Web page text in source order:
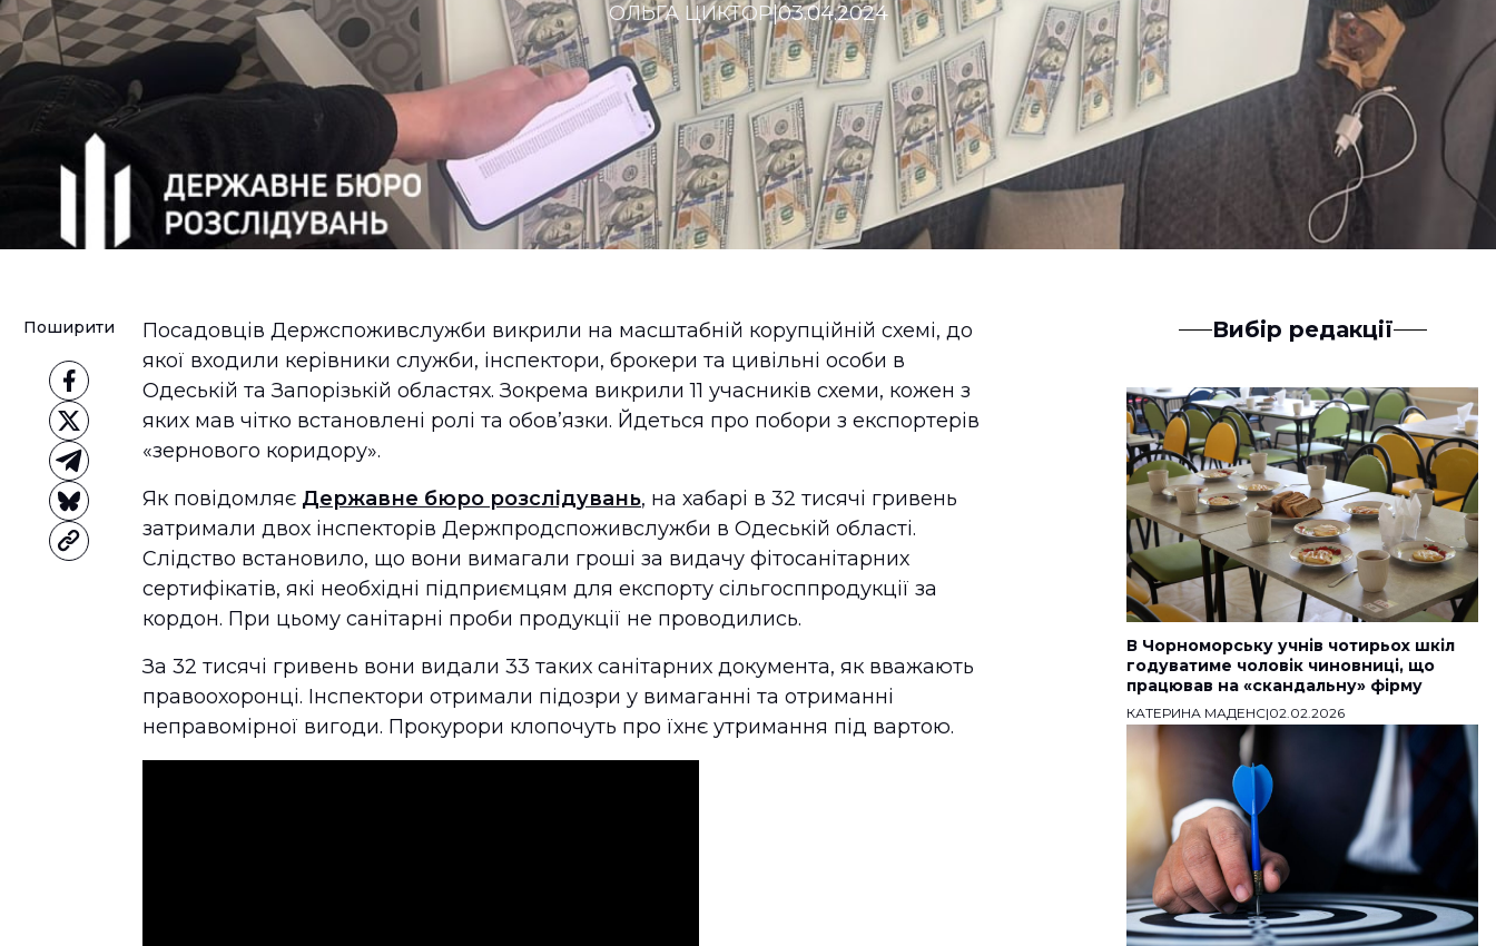
ОЛЬГА ЦИКТОР|03.04.2024
Поширити
Посадовців Держспоживслужби викрили на масштабній корупційній схемі, до
якої входили керівники служби, інспектори, брокери та цивільні особи в
Одеській та Запорізькій областях. Зокрема викрили 11 учасників схеми, кожен з
яких мав чітко встановлені ролі та обов’язки. Йдеться про побори з експортерів
«зернового коридору».
Як повідомляє Державне бюро розслідувань, на хабарі в 32 тисячі гривень
затримали двох інспекторів Держпродспоживслужби в Одеській області.
Слідство встановило, що вони вимагали гроші за видачу фітосанітарних
сертифікатів, які необхідні підприємцям для експорту сільгосппродукції за
кордон. При цьому санітарні проби продукції не проводились.
За 32 тисячі гривень вони видали 33 таких санітарних документа, як вважають
правоохоронці. Інспектори отримали підозри у вимаганні та отриманні
неправомірної вигоди. Прокурори клопочуть про їхнє утримання під вартою.
Вибір редакції
В Чорноморську учнів чотирьох шкіл
годуватиме чоловік чиновниці, що
працював на «скандальну» фірму
КАТЕРИНА МАДЕНС|02.02.2026